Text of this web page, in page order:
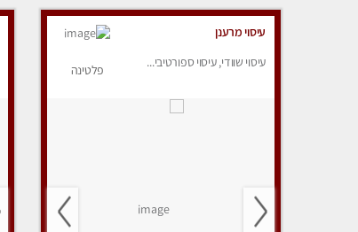
עיסוי מרענן
עיסוי שוודי, עיסוי ספורטיבי...
פלטינה